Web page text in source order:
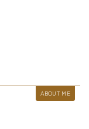
ABOUT ME